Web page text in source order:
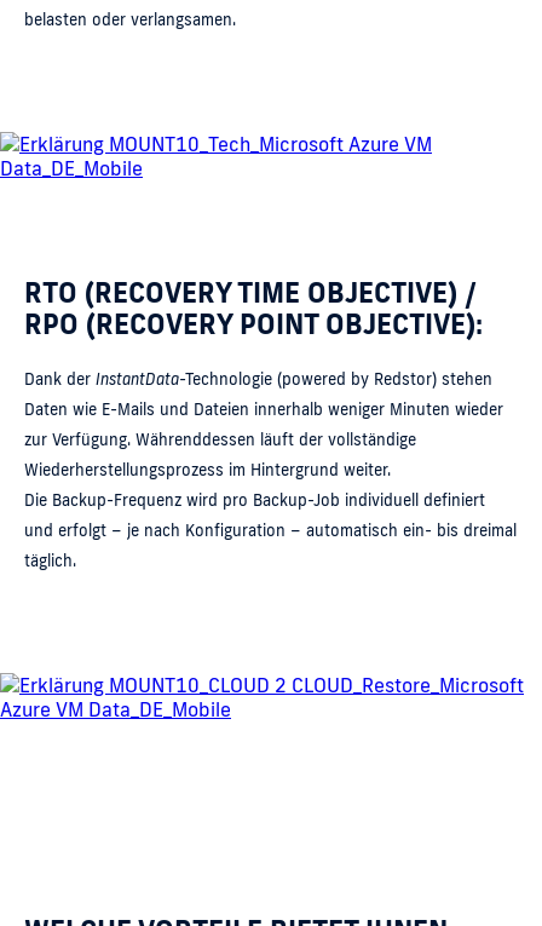
belasten oder verlangsamen.
RTO (RECOVERY TIME OBJECTIVE) /
RPO (RECOVERY POINT OBJECTIVE):
Dank der InstantData-Technologie (powered by Redstor) stehen
Daten wie E-Mails und Dateien innerhalb weniger Minuten wieder
zur Verfügung. Währenddessen läuft der vollständige
Wiederherstellungsprozess im Hintergrund weiter.
Die Backup-Frequenz wird pro Backup-Job individuell definiert
und erfolgt – je nach Konfiguration – automatisch ein- bis dreimal
täglich.